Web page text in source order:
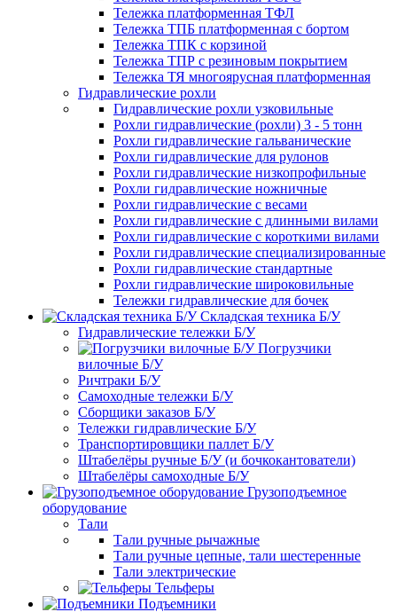
Тележка платформенная ТФЛ
Тележка ТПБ платформенная с бортом
Тележка ТПК с корзиной
Тележка ТПР с резиновым покрытием
Тележка ТЯ многоярусная платформенная
Гидравлические рохли
Гидравлические рохли узковильные
Рохли гидравлические (рохли) 3 - 5 тонн
Рохли гидравлические гальванические
Рохли гидравлические для рулонов
Рохли гидравлические низкопрофильные
Рохли гидравлические ножничные
Рохли гидравлические с весами
Рохли гидравлические с длинными вилами
Рохли гидравлические с короткими вилами
Рохли гидравлические специализированные
Рохли гидравлические стандартные
Рохли гидравлические широковильные
Тележки гидравлические для бочек
Складская техника Б/У
Гидравлические тележки Б/У
Погрузчики
вилочные Б/У
Ричтраки Б/У
Самоходные тележки Б/У
Сборщики заказов Б/У
Тележки гидравлические Б/У
Транспортировщики паллет Б/У
Штабелёры ручные Б/У (и бочкокантователи)
Штабелёры самоходные Б/У
Грузоподъемное
оборудование
Тали
Тали ручные рычажные
Тали ручные цепные, тали шестеренные
Тали электрические
Тельферы
Подъемники